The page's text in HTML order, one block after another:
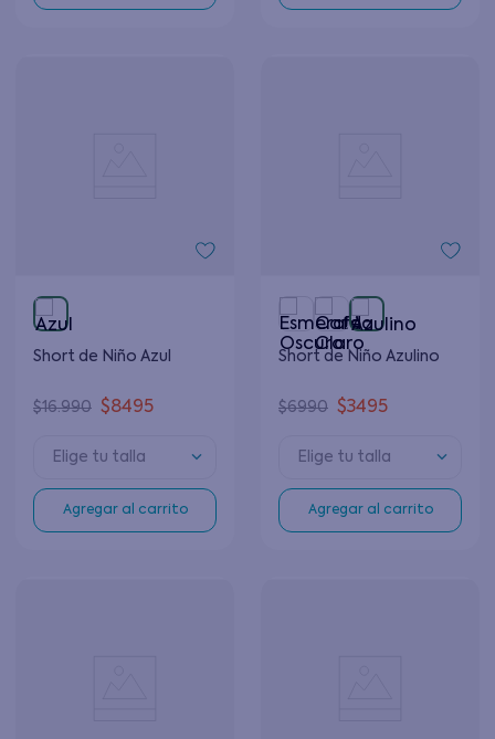
Short de Niño Azul
$16.990 $8495
Elige tu talla
Agregar al carrito
Short de Niño Azulino
$6990 $3495
Elige tu talla
Agregar al carrito